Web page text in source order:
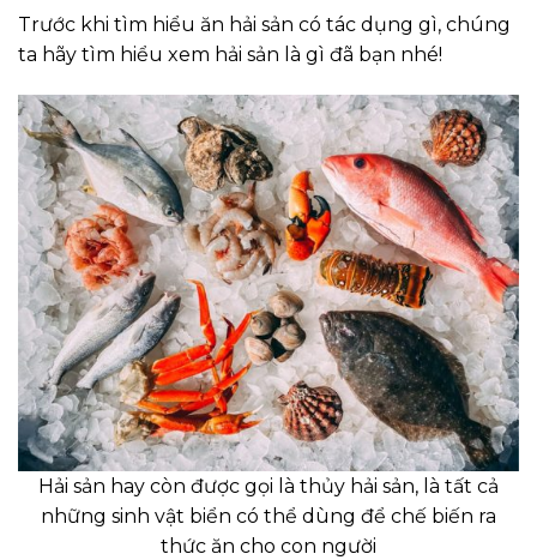
Trước khi tìm hiểu ăn hải sản có tác dụng gì, chúng
ta hãy tìm hiểu xem hải sản là gì đã bạn nhé!
Hải sản hay còn được gọi là thủy hải sản, là tất cả
những sinh vật biển có thể dùng để chế biến ra
thức ăn cho con người